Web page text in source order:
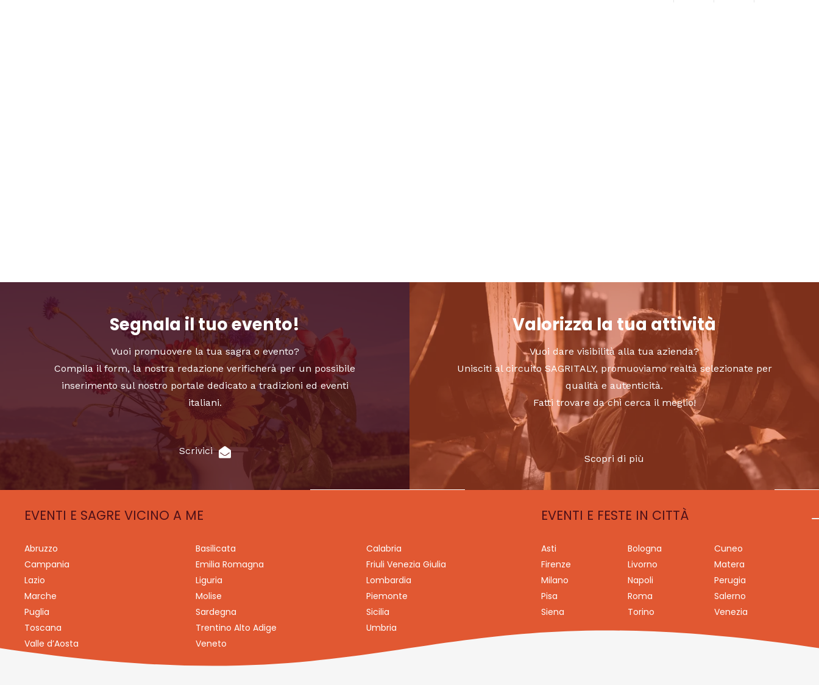
Segnala il tuo evento!
Vuoi promuovere la tua sagra o evento?
Compila il form, la nostra redazione verificherà per un possibile
inserimento sul nostro portale dedicato a tradizioni ed eventi
italiani.
Scrivici
Valorizza la tua attività
Vuoi dare visibilità alla tua azienda?
Unisciti al circuito SAGRITALY, promuoviamo realtà selezionate per
qualità e autenticità.
Fatti trovare da chi cerca il meglio!
Scopri di più
EVENTI E SAGRE VICINO A ME
Abruzzo Basilicata
Calabria
Campania
Emilia Romagna
Friuli Venezia Giulia
Lazio
Liguria
Lombardia
Marche
Molise
Piemonte
Puglia
Sardegna
Sicilia
Toscana
Trentino Alto Adige
Umbria
Valle d’Aosta
Veneto
EVENTI E FESTE IN CITTÀ
Asti Bologna
Cuneo
Firenze
Livorno
Matera
Milano
Napoli
Perugia
Pisa
Roma
Salerno
Siena
Torino Venezia